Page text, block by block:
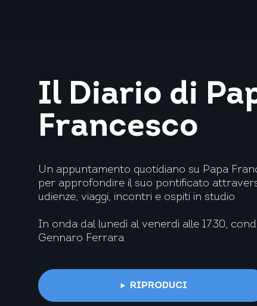
Il Diario di
Francesco
Un appuntamento quotidiano su Papa
per approfondire il suo pontificato
udienze, viaggi, incontri e ospiti in studio
In onda dal lunedì al venerdì alle 17.30,
Gennaro Ferrara
RIPRODUCI